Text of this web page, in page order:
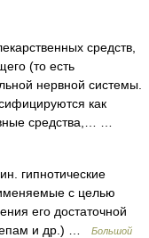
средств,
(то есть
нервной системы.
как
средства,… …
гипнотические
с целью
его достаточной
и др.) …
Большой